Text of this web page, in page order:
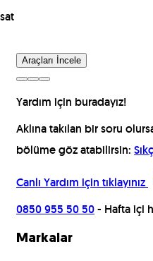
Araçları İncele
Yardım için buradayız!
Aklına takılan bir soru
bölüme göz atabilirsin:
Canlı Yardım için tıklayınız
0850 955 50 50- Hafta içi
Markalar